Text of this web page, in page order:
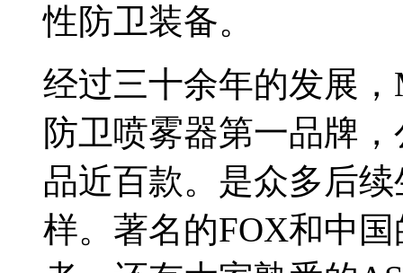
性防卫装备。
经过三十余年的发展
防卫喷雾器第一品牌
品近百款。是众多后
样。著名的FOX和中